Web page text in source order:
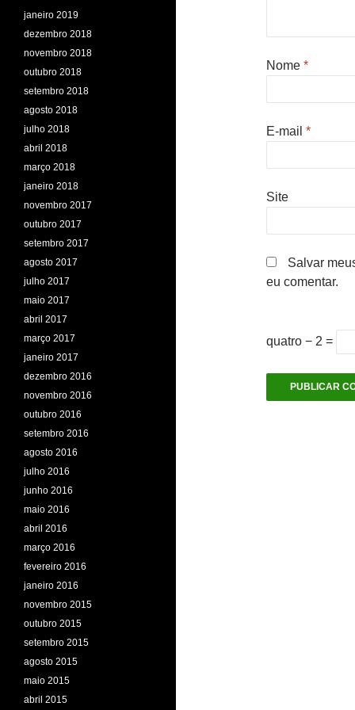
Nome *
E-mail *
Site
Salvar
eu comentar.
quatro − 2 =
janeiro 2019
dezembro 2018
novembro 2018
outubro 2018
setembro 2018
agosto 2018
julho 2018
abril 2018
março 2018
janeiro 2018
novembro 2017
outubro 2017
setembro 2017
agosto 2017
julho 2017
maio 2017
abril 2017
março 2017
janeiro 2017
dezembro 2016
novembro 2016
outubro 2016
setembro 2016
agosto 2016
julho 2016
junho 2016
maio 2016
abril 2016
março 2016
fevereiro 2016
janeiro 2016
novembro 2015
outubro 2015
setembro 2015
agosto 2015
maio 2015
abril 2015